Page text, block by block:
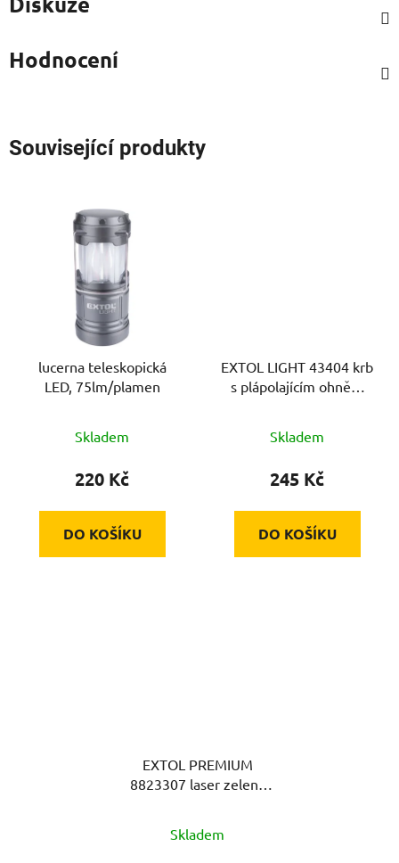
Hodnocení
Související produkty
lucerna teleskopická
LED, 75lm/plamen
Skladem
220 Kč
DO KOŠÍKU
EXTOL LIGHT 43404 krb
s plápolajícím ohněm
Skladem
245 Kč
DO KOŠÍKU
EXTOL PREMIUM
8823307 laser zelený
1V
Skladem